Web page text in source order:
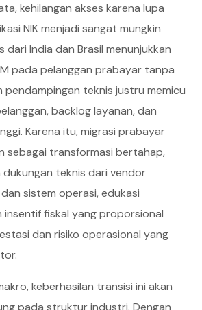
kehilangan akses karena lupa
NIK menjadi sangat mungkin
dari India dan Brasil menunjukkan
pada pelanggan prabayar tanpa
pendampingan teknis justru memicu
backlog layanan, dan
Karena itu, migrasi prabayar
sebagai transformasi bertahap,
dukungan teknis dari vendor
sistem operasi, edukasi
insentif fiskal yang proporsional
dan risiko operasional yang
keberhasilan transisi ini akan
pada struktur industri. Dengan